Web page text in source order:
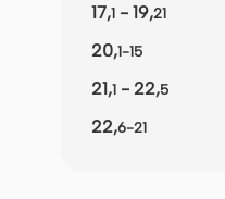
17,1- 19,21
20,1-15
21,1- 22,5
22,6-21